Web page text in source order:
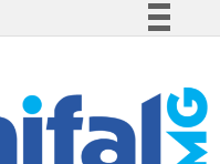
Participe
Acesso à informação